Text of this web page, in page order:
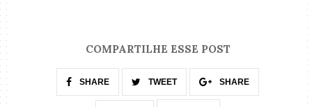
COMPARTILHE ESSE POST
SHARE TWEET SHARE